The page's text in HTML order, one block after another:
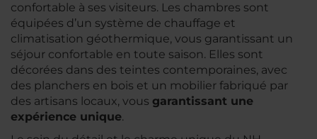
confortable à ses visiteurs. Les chambres sont
équipées d’un système de chauffage et
climatisation géothermique, vous garantissant un
séjour confortable en toute saison. Elles sont
décorées dans des teintes contemporaines, avec
des planchers en bois et un mobilier fabriqué par
des artisans locaux, vous garantissant une
expérience unique.